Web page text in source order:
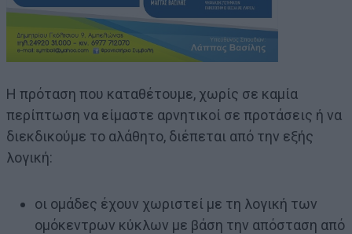
Η πρόταση που καταθέτουμε, χωρίς σε καμία
περίπτωση να είμαστε αρνητικοί σε προτάσεις ή να
διεκδικούμε το αλάθητο, διέπεται από την εξής
λογική:
οι ομάδες έχουν χωριστεί με τη λογική των
ομόκεντρων κύκλων με βάση την απόσταση από